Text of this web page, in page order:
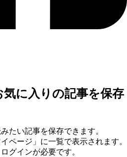
気に入りの記事を保存
たい記事を保存できます。
ページ」に一覧で表示されます。
グインが必要です。